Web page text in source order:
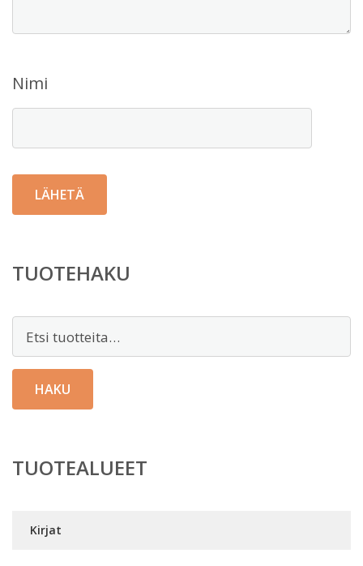
Nimi
TUOTEHAKU
HAKU
TUOTEALUEET
Kirjat